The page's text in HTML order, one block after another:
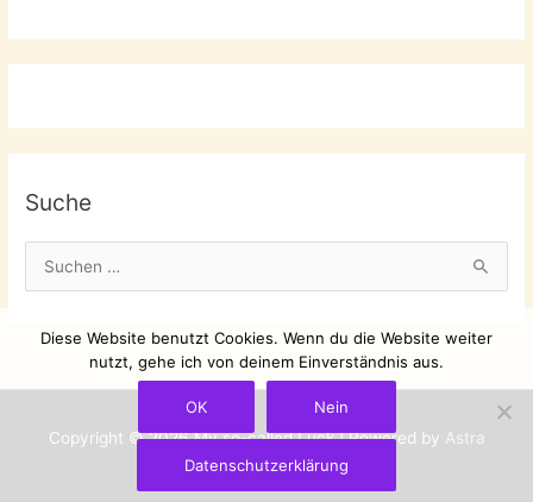
Suche
u
e
Copyright © 2026My so-called Luck| Powered by Astra
WordPress-Theme
Diese Website benutzt Cookies. Wenn du die Website weiter
nutzt, gehe ich von deinem Einverständnis aus.
OK Nein
Datenschutzerklärung